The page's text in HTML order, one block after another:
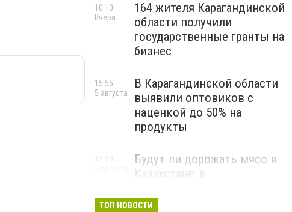
164 жителя Карагандинской
области получили
государственные гранты на
бизнес
10:10
Вчера
В Карагандинской области
выявили оптовиков с
наценкой до 50% на
продукты
15:55
5 августа
Будут ли дорожать мясо в
Казахстане: в
прогноз по ценам
12:50
ТОП НОВОСТИ